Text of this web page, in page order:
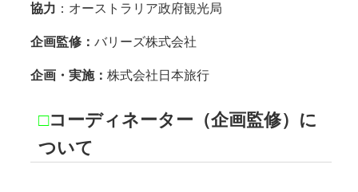
協力 ：オーストラリア政府観光局
企画監修： バリーズ株式会社
企画・実施： 株式会社日本旅行
□コーディネーター（企画監修）に
ついて